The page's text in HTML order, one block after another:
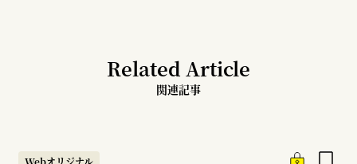
Related Article
関連記事
Webオリジナル